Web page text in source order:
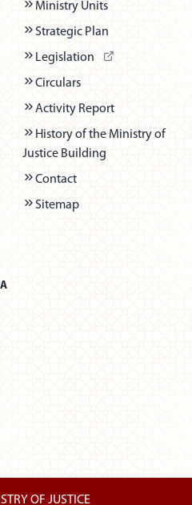
- Yeni sekmede açılır)
- Yeni sekmede açılır)
- Yeni sekmede açılır)
açılır)
bağlantı - Yeni sekmede açılır)
sekmede açılır)
- Yeni sekmede açılır)
bağlantı - Yeni sekmede açılır)
Ministry Units
Strategic Plan
Legislation
(Dış bağlantı -
Circulars
Activity Report
History of the Ministry of
Justice Building
Contact
Sitemap
OF JUSTICE